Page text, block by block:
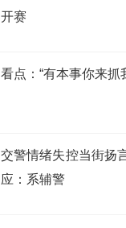
开赛
看点：“有本事你来抓
交警情绪失控当街扬
应：系辅警